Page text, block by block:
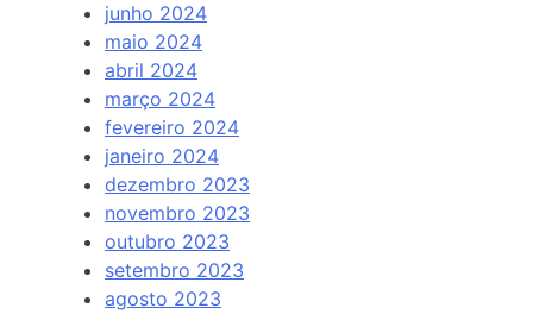
junho 2024
maio 2024
abril 2024
março 2024
fevereiro 2024
janeiro 2024
dezembro 2023
novembro 2023
outubro 2023
setembro 2023
agosto 2023